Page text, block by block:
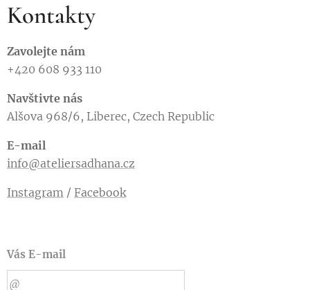
Kontakty
Zavolejte nám
+420 608 933 110
Navštivte nás
Alšova 968/6, Liberec, Czech Republic
E-mail
info@ateliersadhana.cz
Instagram / Facebook
Vás E-mail